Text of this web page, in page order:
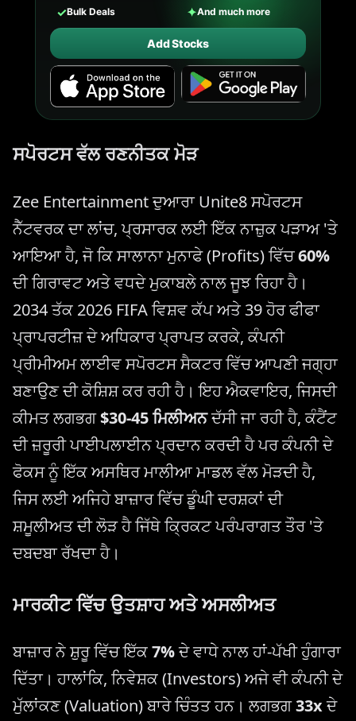
✓Bulk Deals ✦And much more
Add Stocks
ਸਪੋਰਟਸ ਵੱਲ ਰਣਨੀਤਕ ਮੋੜ
Zee Entertainment ਦੁਆਰਾ Unite8 ਸਪੋਰਟਸ
ਨੈੱਟਵਰਕ ਦਾ ਲਾਂਚ, ਪ੍ਰਸਾਰਕ ਲਈ ਇੱਕ ਨਾਜ਼ੁਕ ਪੜਾਅ 'ਤੇ
ਆਇਆ ਹੈ, ਜੋ ਕਿ ਸਾਲਾਨਾ ਮੁਨਾਫੇ (Profits) ਵਿੱਚ60%
ਦੀ ਗਿਰਾਵਟ ਅਤੇ ਵਧਦੇ ਮੁਕਾਬਲੇ ਨਾਲ ਜੂਝ ਰਿਹਾ ਹੈ।
2034 ਤੱਕ 2026 FIFA ਵਿਸ਼ਵ ਕੱਪ ਅਤੇ 39 ਹੋਰ ਫੀਫਾ
ਪ੍ਰਾਪਰਟੀਜ਼ ਦੇ ਅਧਿਕਾਰ ਪ੍ਰਾਪਤ ਕਰਕੇ, ਕੰਪਨੀ
ਪ੍ਰੀਮੀਅਮ ਲਾਈਵ ਸਪੋਰਟਸ ਸੈਕਟਰ ਵਿੱਚ ਆਪਣੀ ਜਗ੍ਹਾ
ਬਣਾਉਣ ਦੀ ਕੋਸ਼ਿਸ਼ ਕਰ ਰਹੀ ਹੈ। ਇਹ ਐਕਵਾਇਰ, ਜਿਸਦੀ
ਕੀਮਤ ਲਗਭਗ$30-45 ਮਿਲੀਅਨਦੱਸੀ ਜਾ ਰਹੀ ਹੈ, ਕੰਟੈਂਟ
ਦੀ ਜ਼ਰੂਰੀ ਪਾਈਪਲਾਈਨ ਪ੍ਰਦਾਨ ਕਰਦੀ ਹੈ ਪਰ ਕੰਪਨੀ ਦੇ
ਫੋਕਸ ਨੂੰ ਇੱਕ ਅਸਥਿਰ ਮਾਲੀਆ ਮਾਡਲ ਵੱਲ ਮੋੜਦੀ ਹੈ,
ਜਿਸ ਲਈ ਅਜਿਹੇ ਬਾਜ਼ਾਰ ਵਿੱਚ ਡੂੰਘੀ ਦਰਸ਼ਕਾਂ ਦੀ
ਸ਼ਮੂਲੀਅਤ ਦੀ ਲੋੜ ਹੈ ਜਿੱਥੇ ਕ੍ਰਿਕਟ ਪਰੰਪਰਾਗਤ ਤੌਰ 'ਤੇ
ਦਬਦਬਾ ਰੱਖਦਾ ਹੈ।
ਮਾਰਕੀਟ ਵਿੱਚ ਉਤਸ਼ਾਹ ਅਤੇ ਅਸਲੀਅਤ
ਬਾਜ਼ਾਰ ਨੇ ਸ਼ੁਰੂ ਵਿੱਚ ਇੱਕ7%ਦੇ ਵਾਧੇ ਨਾਲ ਹਾਂ-ਪੱਖੀ ਹੁੰਗਾਰਾ
ਦਿੱਤਾ। ਹਾਲਾਂਕਿ, ਨਿਵੇਸ਼ਕ (Investors) ਅਜੇ ਵੀ ਕੰਪਨੀ ਦੇ
ਮੁੱਲਾਂਕਣ (Valuation) ਬਾਰੇ ਚਿੰਤਤ ਹਨ। ਲਗਭਗ33xਦੇ